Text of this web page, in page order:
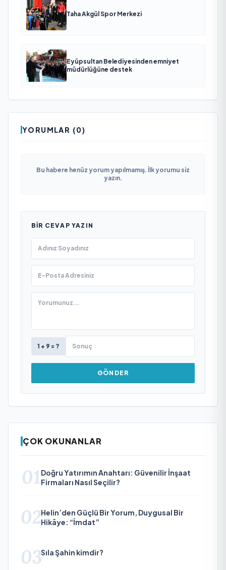
Taha Akgül Spor Merkezi
Eyüpsultan Belediyesinden emniyet
müdürlüğüne destek
YORUMLAR (0)
Bu habere henüz yorum yapılmamış. İlk yorumu siz
yazın.
BIR CEVAP YAZIN
1 + 9 = ?
GÖNDER
ÇOK OKUNANLAR
01 Doğru Yatırımın Anahtarı: Güvenilir İnşaat
Firmaları Nasıl Seçilir?
02Helin’den Güçlü Bir Yorum, Duygusal Bir
Hikâye: “İmdat”
03Sıla Şahin kimdir?